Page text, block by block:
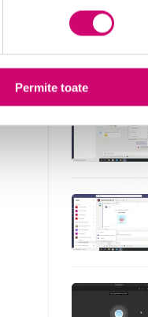
Permite toate
Cursuri